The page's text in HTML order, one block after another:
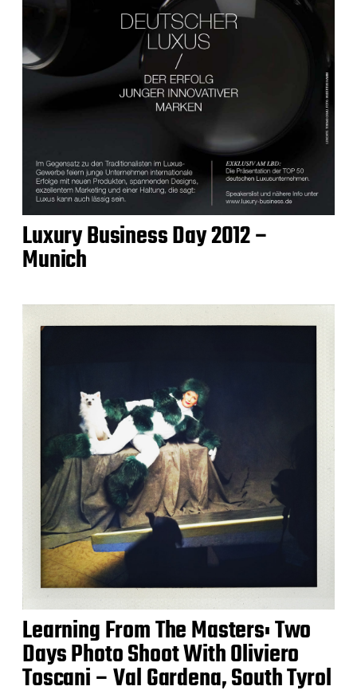
Luxury Business Day 2012 –
Munich
Learning From The Masters: Two
Days Photo Shoot With Oliviero
Toscani – Val Gardena, South Tyrol